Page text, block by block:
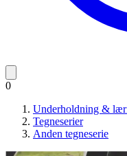
0
Underholdning &
Tegneserier
Anden tegneserie